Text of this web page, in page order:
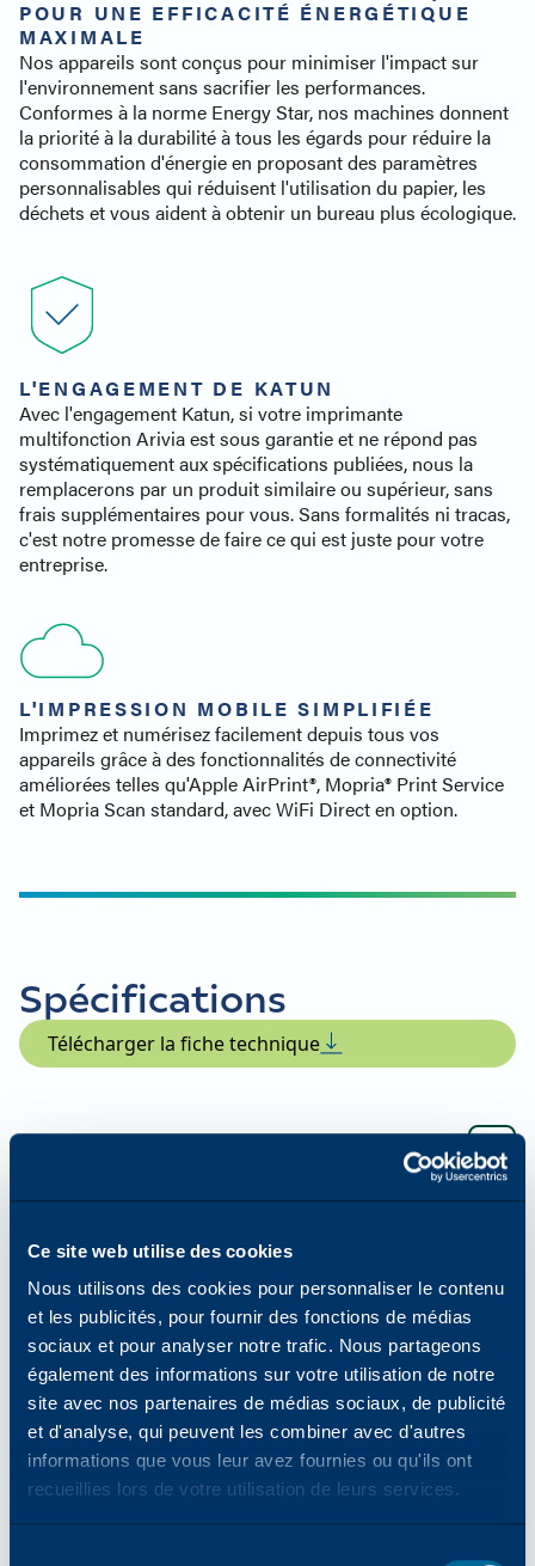
Ce site web utilise des cookies
Nous utilisons des cookies pour personnaliser le contenu
et les publicités, pour fournir des fonctions de médias
sociaux et pour analyser notre trafic. Nous partageons
également des informations sur votre utilisation de notre
site avec nos partenaires de médias sociaux, de publicité
et d'analyse, qui peuvent les combiner avec d'autres
informations que vous leur avez fournies ou qu'ils ont
recueillies lors de votre utilisation de leurs services.
POUR UNE EFFICACITÉ ÉNERGÉTIQUE
MAXIMALE
Nos appareils sont conçus pour minimiser l'impact sur
l'environnement sans sacrifier les performances.
Conformes à la norme Energy Star, nos machines donnent
la priorité à la durabilité à tous les égards pour réduire la
consommation d'énergie en proposant des paramètres
personnalisables qui réduisent l'utilisation du papier, les
déchets et vous aident à obtenir un bureau plus écologique.
L'ENGAGEMENT DE KATUN
Avec l'engagement Katun, si votre imprimante
multifonction Arivia est sous garantie et ne répond pas
systématiquement aux spécifications publiées, nous la
remplacerons par un produit similaire ou supérieur, sans
frais supplémentaires pour vous. Sans formalités ni tracas,
c'est notre promesse de faire ce qui est juste pour votre
entreprise.
L'IMPRESSION MOBILE SIMPLIFIÉE
Imprimez et numérisez facilement depuis tous vos
appareils grâce à des fonctionnalités de connectivité
améliorées telles qu'Apple AirPrint®, Mopria® Print Service
et Mopria Scan standard, avec WiFi Direct en option.
Spécifications
Télécharger la fiche technique
1200 x 2400 dpi
Capacité papier standard (Std/Max)
3110/6140
Formats et grammages du papier